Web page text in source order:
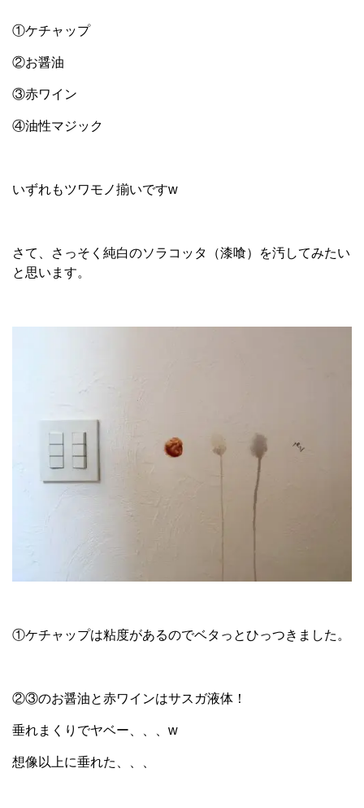
①ケチャップ
②お醤油
③赤ワイン
④油性マジック
いずれもツワモノ揃いですw
さて、さっそく純白のソラコッタ（漆喰）を汚してみたい
と思います。
①ケチャップは粘度があるのでベタっとひっつきました。
②③のお醤油と赤ワインはサスガ液体！
垂れまくりでヤベー、、、w
想像以上に垂れた、、、